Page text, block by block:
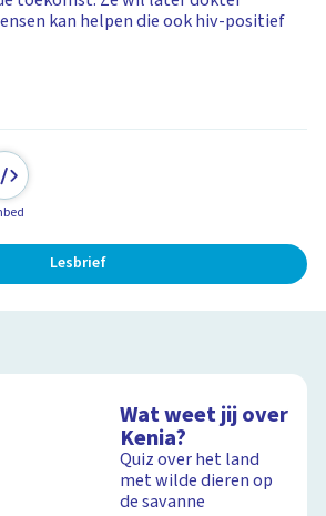
kan helpen die ook hiv-positief
Lesbrief
Wat weet jij over
Kenia?
Quiz over het land
met wilde dieren op
de savanne